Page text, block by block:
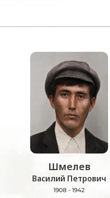
Шмелев
Василий Петрович
1908 - 1942